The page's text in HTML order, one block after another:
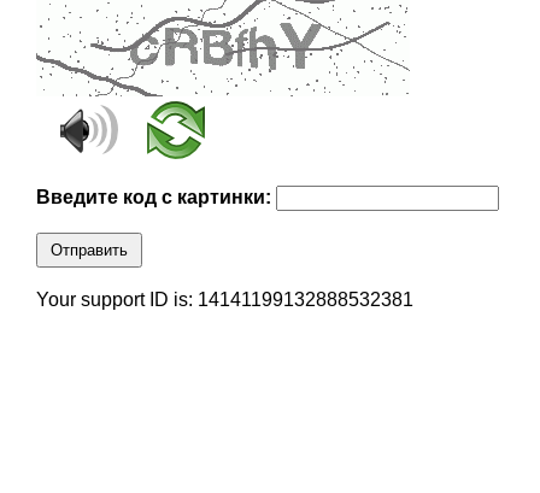
Введите код с картинки:
Отправить
Your support ID is: 14141199132888532381